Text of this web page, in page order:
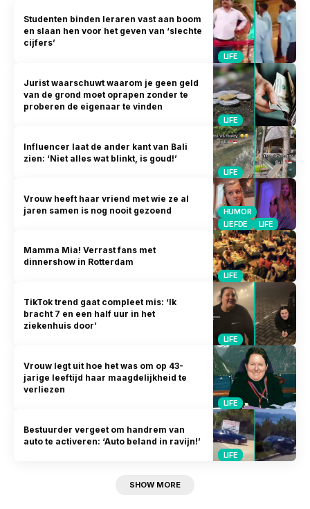
LIFE
Studenten binden leraren vast aan boom
en slaan hen voor het geven van ‘slechte
cijfers’
LIFE
Jurist waarschuwt waarom je geen geld
van de grond moet oprapen zonder te
proberen de eigenaar te vinden
LIFE
Influencer laat de ander kant van Bali
zien: ‘Niet alles wat blinkt, is goud!’
HUMOR
LIEFDE
LIFE
Vrouw heeft haar vriend met wie ze al
jaren samen is nog nooit gezoend
LIFE
Mamma Mia! Verrast fans met
dinnershow in Rotterdam
LIFE
TikTok trend gaat compleet mis: ‘Ik
bracht 7 en een half uur in het
ziekenhuis door’
LIFE
Vrouw legt uit hoe het was om op 43-
jarige leeftijd haar maagdelijkheid te
verliezen
LIFE
Bestuurder vergeet om handrem van
auto te activeren: ‘Auto beland in ravijn!’
SHOW MORE